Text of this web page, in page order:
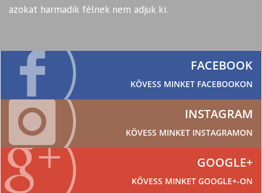
azokat harmadik félnek nem adjuk ki.
FACEBOOK
KÖVESS MINKET FACEBOOKON
INSTAGRAM
KÖVESS MINKET INSTAGRAMON
GOOGLE+
KÖVESS MINKET GOOGLE+-ON